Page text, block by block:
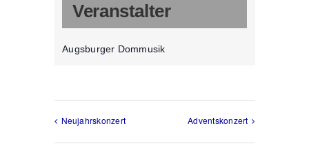
Veranstalter
Augsburger Dommusik
Neujahrskonzert Adventskonzert